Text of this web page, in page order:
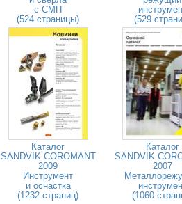
с СМП
(524 страницы)
(529
Каталог
SANDVIK COROMANT
2009
Инструмент
и оснастка
(1232 страниц)
Каталог
SANDVIK
2007
(1060